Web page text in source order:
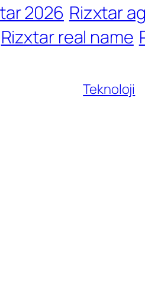
2026 Rizxtar
Rizxtar real name
Teknoloji